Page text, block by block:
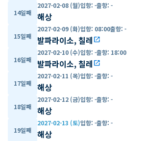
14일째
2027-02-08 (월)입항: -출항: -
해상
15일째
2027-02-09 (화)입항: 08:00출항: -
발파라이소, 칠레 open_in_new
16일째
2027-02-10 (수)입항: -출항: 18:00
발파라이소, 칠레 open_in_new
17일째
2027-02-11 (목)입항: -출항: -
해상
18일째
2027-02-12 (금)입항: -출항: -
해상
19일째
2027-02-13 (토)입항: -출항: -
해상